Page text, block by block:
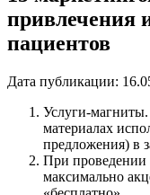
привлечения
пациентов
Дата публикации:
Услуги-
материалах
предложения) в
При проведении
максимально